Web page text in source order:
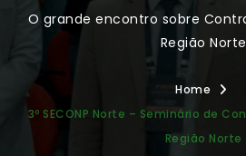
O grande encontro sobre
Região Norte
Home
3º SECONP Norte – Seminário de
Região Norte